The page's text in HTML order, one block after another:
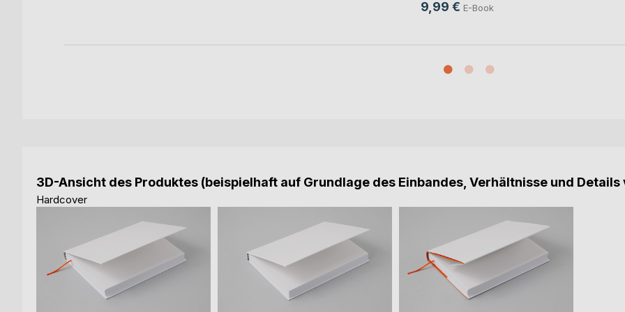
9,99 € E-Book
3D-Ansicht des Produktes (beispielhaft auf Grundlage des Einbandes, Verhältnisse und
Hardcover